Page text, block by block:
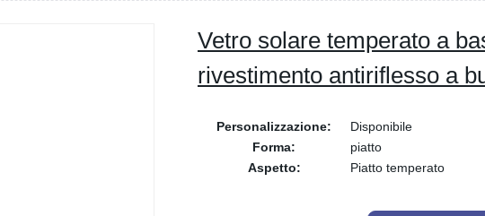
Vetro solare temperato a
rivestimento antiriflesso a
Personalizzazione:
Disponibile
Forma:
piatto
Aspetto:
Piatto temperato